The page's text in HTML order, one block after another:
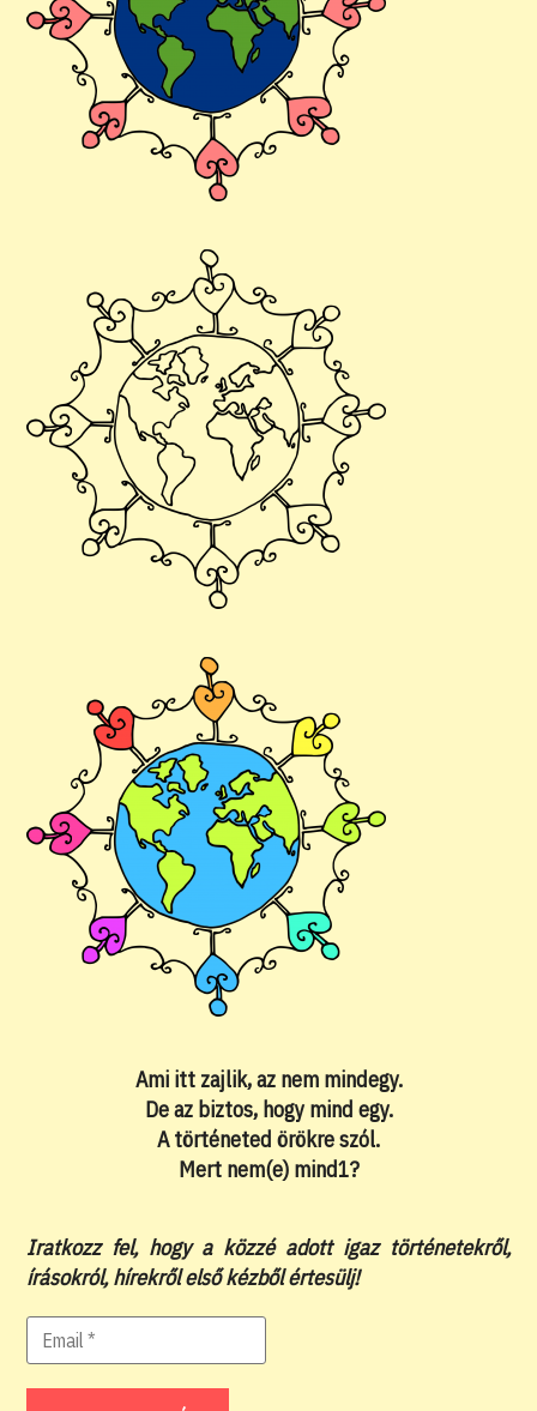
Ami itt zajlik, az nem mindegy.
De az biztos, hogy mind egy.
A történeted örökre szól.
Mert nem(e) mind1?
Iratkozz fel, hogy a közzé adott igaz történetekről,
írásokról, hírekről első kézből értesülj!